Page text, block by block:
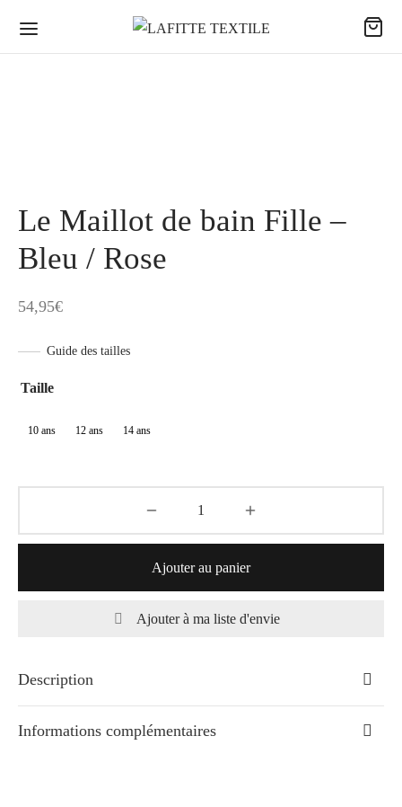
Le Maillot de bain Fille –
Bleu / Rose
54,95€
Guide des tailles
Taille
10 ans 12 ans 14 ans
Ajouter au panier
Ajouter à ma liste d'envie
Description
Informations complémentaires